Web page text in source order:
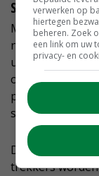
Smartphone-
MetSmartAssist
niet alleen de
uitgelezen,
opgeslagen,
percelen. De
smartphone
De
trekkers
verwerken op
hiertegen
beheren. Zoek
een link om uw
privacy- en